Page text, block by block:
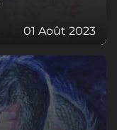
01 Août 2023